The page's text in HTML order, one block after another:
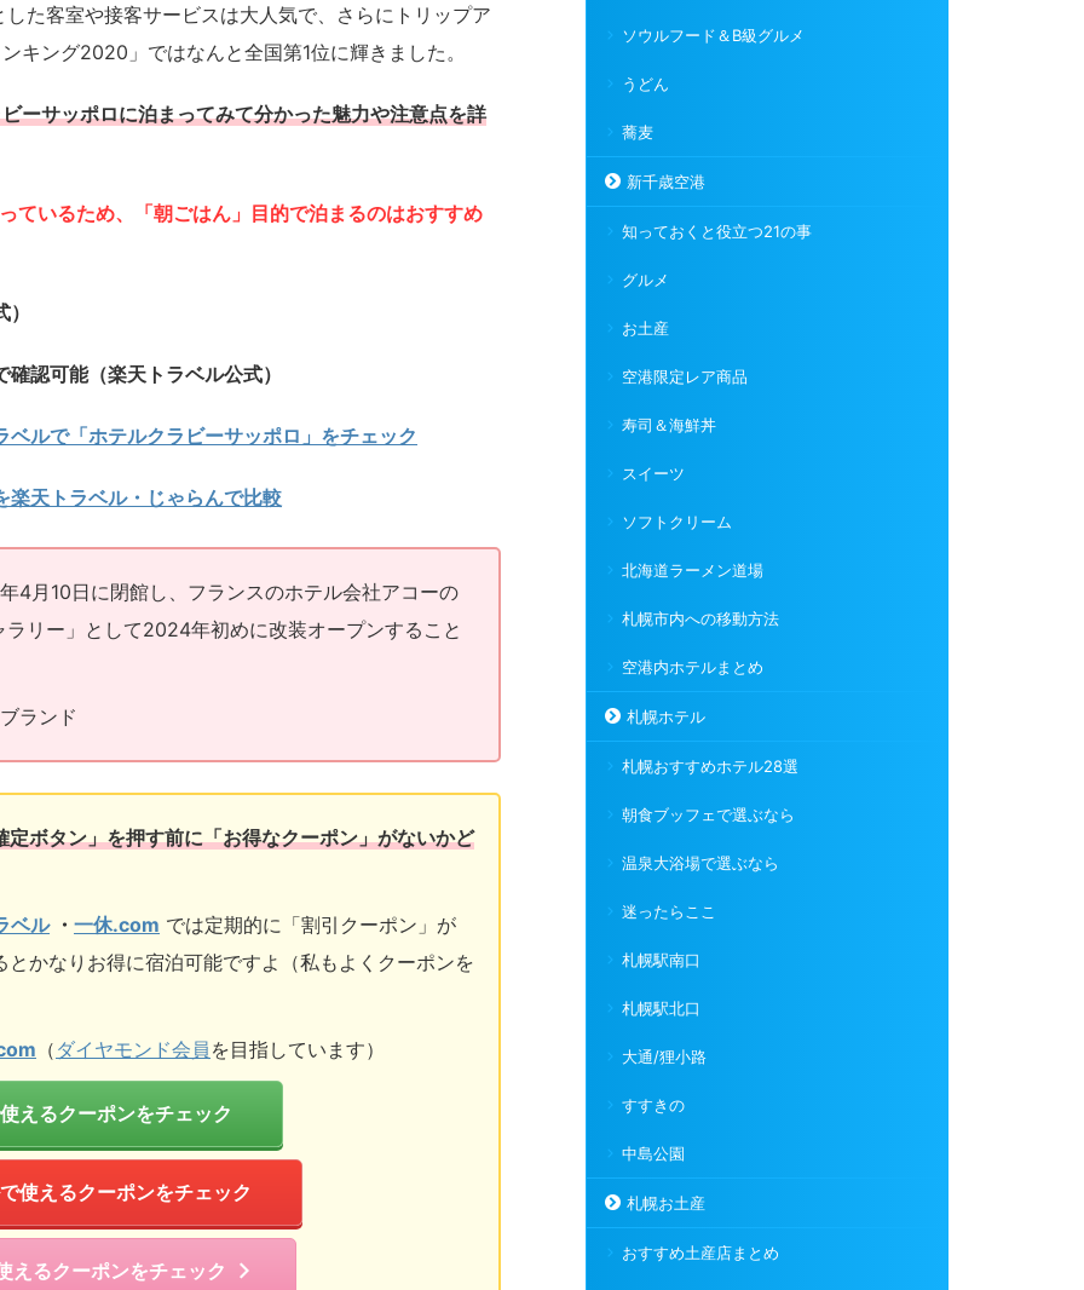
た客室や接客サービスは大人気で、さらにトリップア
キング2020」ではなんと全国第1位に輝きました。
ーサッポロに泊まってみて分かった魅力や注意点を詳
ているため、「朝ごはん」目的で泊まるのはおすすめ
認可能（楽天トラベル公式）
ルで「ホテルクラビーサッポロ」をチェック
天トラベル・じゃらんで比較
4月10日に閉館し、フランスのホテル会社アコーの
リー」として2024年初めに改装オープンすること
ランド
ボタン」を押す前に「お得なクーポン」がないかど
ベル・ 一休.com では定期的に「割引クーポン」が
かなりお得に宿泊可能ですよ（私もよくクーポンを
（ ダイヤモンド会員 を目指しています）
えるクーポンをチェック
使えるクーポンをチェック
えるクーポンをチェック
ソウルフード＆B級グルメ
うどん
蕎麦
新千歳空港
知っておくと役立つ21の事
グルメ
お土産
空港限定レア商品
寿司＆海鮮丼
スイーツ
ソフトクリーム
北海道ラーメン道場
札幌市内への移動方法
空港内ホテルまとめ
札幌ホテル
札幌おすすめホテル28選
朝食ブッフェで選ぶなら
温泉大浴場で選ぶなら
迷ったらここ
札幌駅南口
札幌駅北口
大通/狸小路
すすきの
中島公園
札幌お土産
おすすめ土産店まとめ